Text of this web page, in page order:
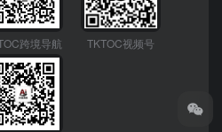
跨境导航 TKTOC视频号